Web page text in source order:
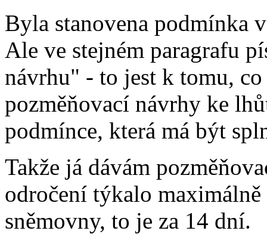
Byla stanovena podmínka
Ale ve stejném paragrafu
návrhu" - to jest k tomu,
pozměňovací návrhy ke
podmínce, která má být
Takže já dávám
odročení týkalo maximálně
sněmovny, to je za 14 dní.